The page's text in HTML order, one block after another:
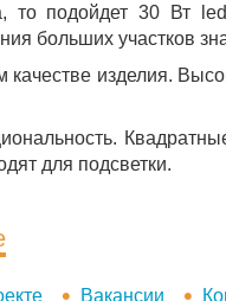
то подойдет 30 Вт
больших участков
качестве изделия.
для подсветки.
Вакансии